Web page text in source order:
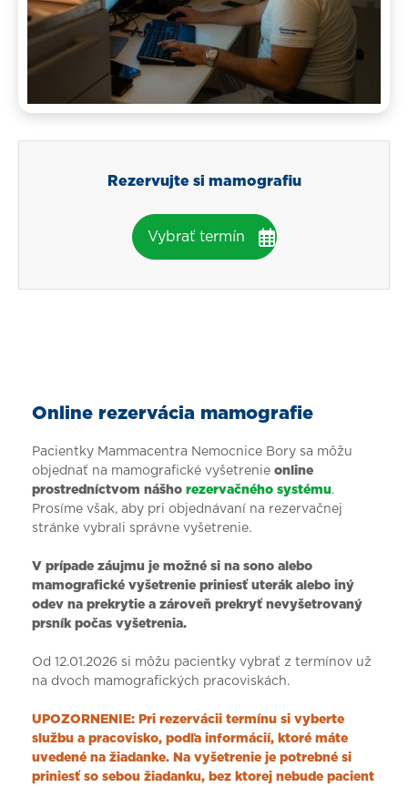
Online rezervácia mamografie
Pacientky Mammacentra Nemocnice Bory sa môžu
objednať na mamografické vyšetrenie online
prostredníctvom nášho rezervačného systému.
Prosíme však, aby pri objednávaní na rezervačnej
stránke vybrali správne vyšetrenie.
V prípade záujmu je možné si na sono alebo
mamografické vyšetrenie priniesť uterák alebo iný
odev na prekrytie a zároveň prekryť nevyšetrovaný
prsník počas vyšetrenia.
Od 12.01.2026 si môžu pacientky vybrať z termínov už
na dvoch mamografických pracoviskách.
UPOZORNENIE: Pri rezervácii termínu si vyberte
službu a pracovisko, podľa informácií, ktoré máte
uvedené na žiadanke. Na vyšetrenie je potrebné si
priniesť so sebou žiadanku, bez ktorej nebude pacient
Rezervujte si mamografiu
Vybrať termín